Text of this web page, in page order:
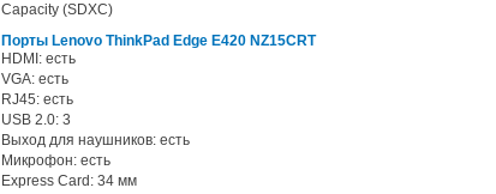
Capacity (SDXC)
Порты Lenovo ThinkPad Edge E420 NZ15CRT
HDMI: есть
VGA: есть
RJ45: есть
USB 2.0: 3
Выход для наушников: есть
Микрофон: есть
Express Card: 34 мм